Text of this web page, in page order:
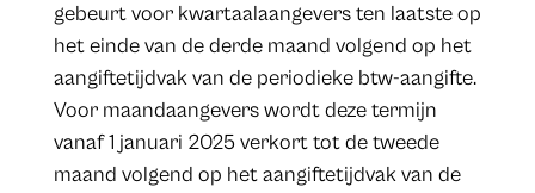
gebeurt voor kwartaalaangevers ten laatste op
het einde van de derde maand volgend op het
aangiftetijdvak van de periodieke btw-aangifte.
Voor maandaangevers wordt deze termijn
vanaf 1 januari 2025 verkort tot de tweede
maand volgend op het aangiftetijdvak van de